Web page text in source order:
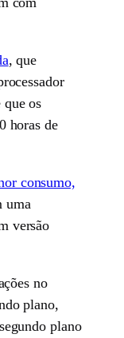
, que
que os
horas de
consumo,
uma
versão
no
plano,
plano